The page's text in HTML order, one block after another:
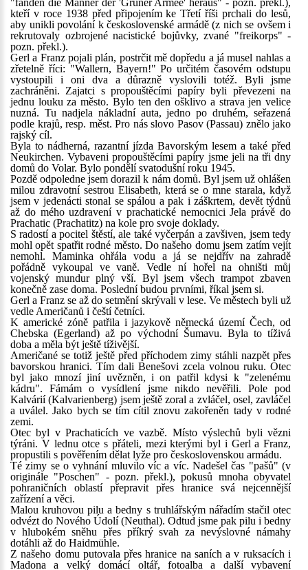
"fanden die Männer der 'Grüner Armee' heraus" - pozn. překl.),
kteří v roce 1938 před připojením ke Třetí říši prchali do lesů,
aby unikli povolání k československé armádě (z nich se ovšem i
rekrutovaly ozbrojené nacistické bojůvky, zvané "freikorps" -
pozn. překl.).
Gerl a Franz pojali plán, postrčit mě dopředu a já musel nahlas a
zřetelně říci: "Wallern, Bayern!" Po určitém časovém odstupu
vystoupili i oni dva a důrazně vyslovili totéž. Byli jsme
zachráněni. Zajatci s propouštěcími papíry byli převezeni na
jednu louku za město. Bylo ten den ošklivo a strava jen velice
nuzná. Tu nadjela nákladní auta, jedno po druhém, seřazená
podle krajů, resp. měst. Pro nás slovo Pasov (Passau) znělo jako
rajský cíl.
Byla to nádherná, razantní jízda Bavorským lesem a také před
Neukirchen. Vybaveni propouštěcími papíry jsme jeli na tři dny
domů do Volar. Bylo pondělí svatodušní roku 1945.
Pozdě odpoledne jsem dorazil k nám domů. Byl jsem už ohlášen
milou zdravotní sestrou Elisabeth, která se o mne starala, když
jsem v jedenácti stonal se spálou a pak i záškrtem, devět týdnů
až do mého uzdravení v prachatické nemocnici Jela právě do
Prachatic (Prachatitz) na kole pro svoje doklady.
S radostí a pocitel štěstí, ale také vyčerpán a zavšiven, jsem tedy
mohl opět spatřit rodné město. Do našeho domu jsem zatím vejít
nemohl. Maminka ohřála vodu a já se nejdřív na zahradě
pořádně vykoupal ve vaně. Vedle ní hořel na ohništi můj
vojenský mundur plný vší. Byl jsem všech trampot zbaven
konečně zase doma. Poslední budou prvními, říkal jsem si.
Gerl a Franz se až do setmění skrývali v lese. Ve městech byli už
vedle Američanů i čeští četníci.
K americké zóně patřila i jazykově německá území Čech, od
Chebska (Egerland) až po východní Šumavu. Byla to tíživá
doba a měla být ještě tíživější.
Američané se totiž ještě před příchodem zimy stáhli nazpět přes
bavorskou hranici. Tím dali Benešovi zcela volnou ruku. Otec
byl jako mnozí jiní uvězněn, i on patřil kdysi k "zelenému
kádru". Fámám o vysídlení jsme nikdo nevěřili. Pole pod
Kalvárií (Kalvarienberg) jsem ještě zoral a zvláčel, osel, zavláčel
a uválel. Jako bych se tím cítil znovu zakořeněn tady v rodné
zemi.
Otec byl v Prachaticích ve vazbě. Místo výslechů byli vězni
týráni. V lednu otce s přáteli, mezi kterými byl i Gerl a Franz,
propustili s pověřením dělat lyže pro československou armádu.
Té zimy se o vyhnání mluvilo víc a víc. Nadešel čas "pašů" (v
originále "Poschen" - pozn. překl.), pokusů mnoha obyvatel
pohraničních oblastí přepravit přes hranice svá nejcennější
zařízení a věci.
Malou kruhovou pilu a bedny s truhlářským nářadím stačil otec
odvézt do Nového Údolí (Neuthal). Odtud jsme pak pilu i bedny
v hlubokém sněhu přes příkrý svah za nevýslovné námahy
dotáhli až do Haidmühle.
Z našeho domu putovala přes hranice na saních a v ruksacích i
Madona a velký domácí oltář, fotoalba a další vybavení